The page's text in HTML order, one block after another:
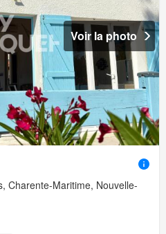
Voir la photo
Charente-Maritime, Nouvelle-